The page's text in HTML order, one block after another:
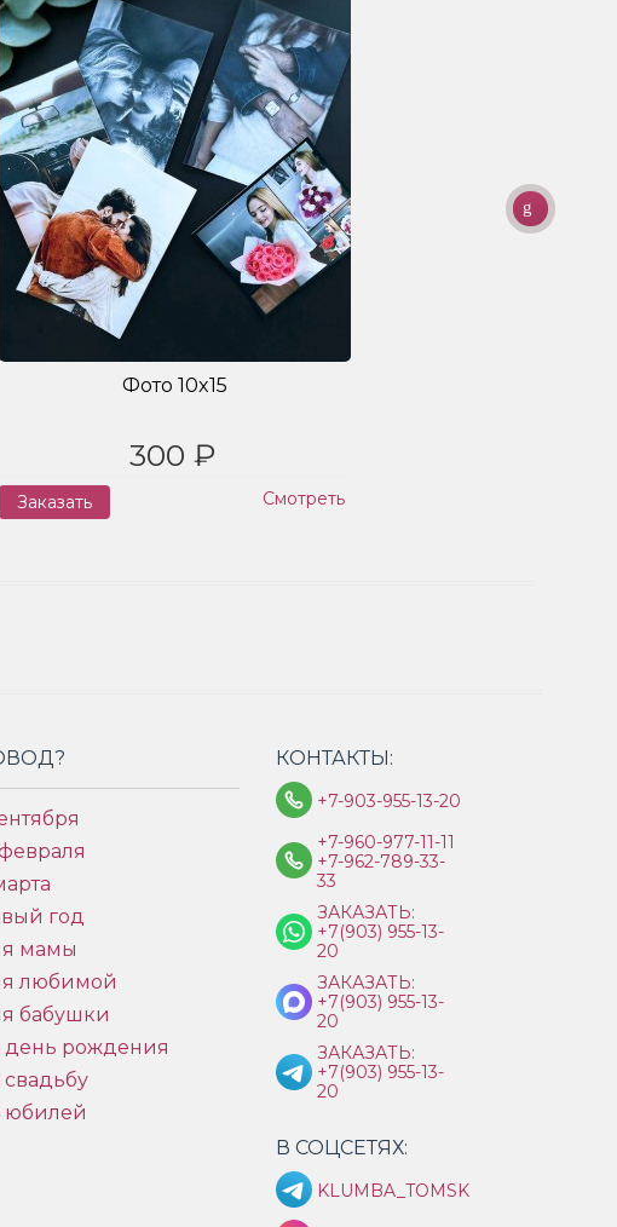
Фото 10x15
300 ₽
Заказать Смотреть
год
мамы
любимой
бабушки
день рождения
свадьбу
юбилей
КОНТАКТЫ:
+7-903-955-13-20
+7-960-977-11-11
+7-962-789-33-
33
ЗАКАЗАТЬ:
+7(903) 955-13-
20
ЗАКАЗАТЬ:
+7(903) 955-13-
20
ЗАКАЗАТЬ:
+7(903) 955-13-
20
В СОЦСЕТЯХ:
KLUMBA_TOMSK